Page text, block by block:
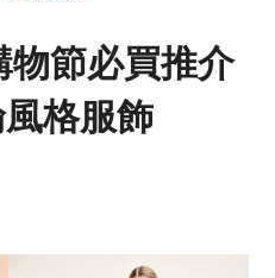
節必買推介
格服飾